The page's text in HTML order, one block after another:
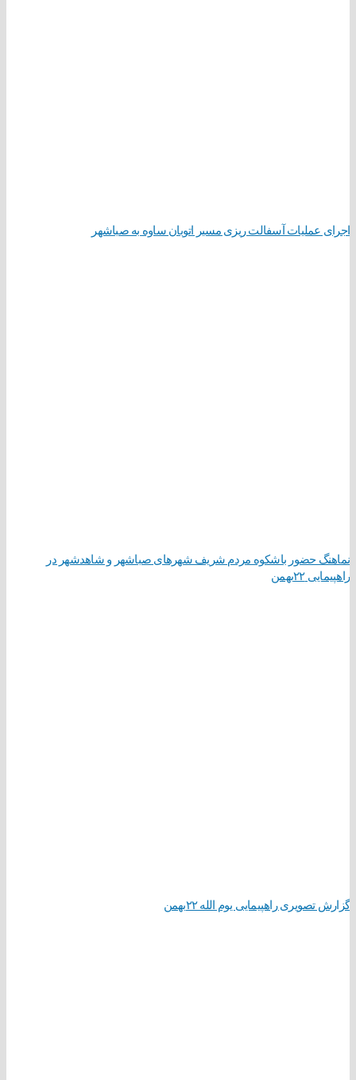
اجرای عملیات آسفالت ریزی مسیر اتوبان ساوه به صباشهر
نماهنگ حضور باشکوه مردم شریف شهرهای صباشهر و شاهدشهر در
راهپیمایی ۲۲بهمن
گزارش تصویری راهپیمایی یوم الله ۲۲بهمن